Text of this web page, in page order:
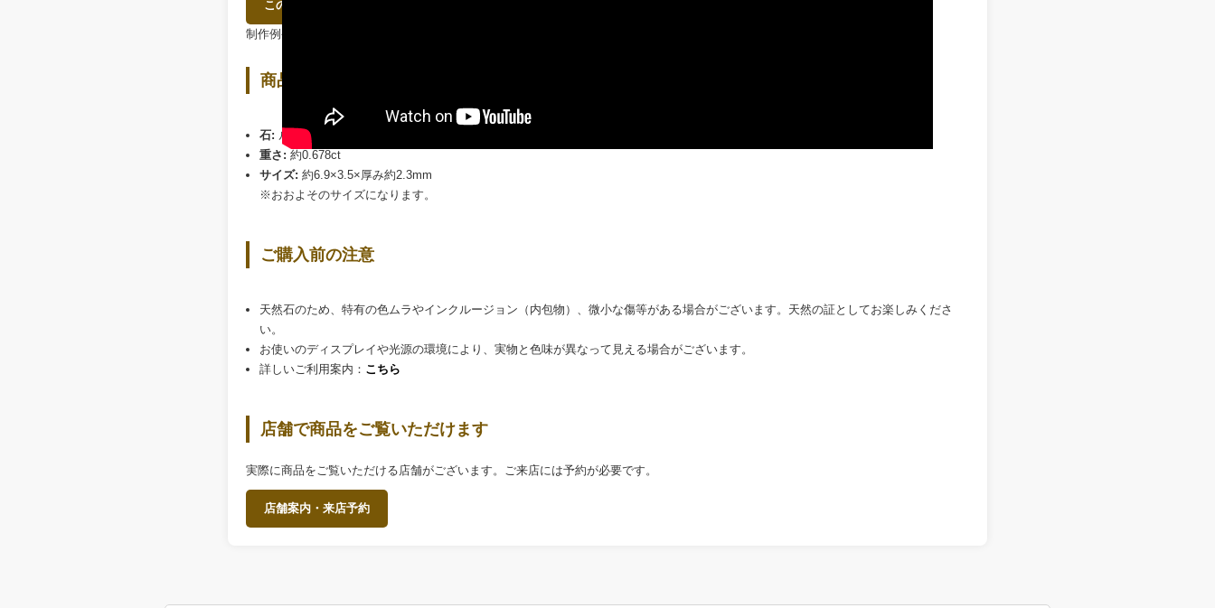
このルースで制作相談をする
制作例や料金目安を先に見たい方は
商品詳細
石: ルビー / ルース
重さ: 約0.678ct
サイズ: 約6.9×3.5×厚み約2.3mm
※おおよそのサイズになります。
ご購入前の注意
天然石のため、特有の色ムラやインクルージョン（内包物）、微小な傷等がある場合がございます。天然の証としてお楽しみくださ
い。
お使いのディスプレイや光源の環境により、実物と色味が異なって見える場合がございます。
詳しいご利用案内： こちら
店舗で商品をご覧いただけます
実際に商品をご覧いただける店舗がございます。ご来店には予約が必要です。
店舗案内・来店予約